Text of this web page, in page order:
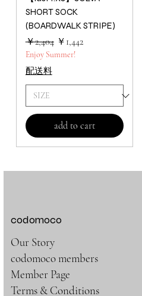
SHORT SOCK
(BOARDWALK STRIPE)
通常価格
￥2,404 セール価格
￥1,442
Enjoy Summer!
配送料
add to cart
codomoco
Our Story
codomoco members
Member Page
Terms & Conditions